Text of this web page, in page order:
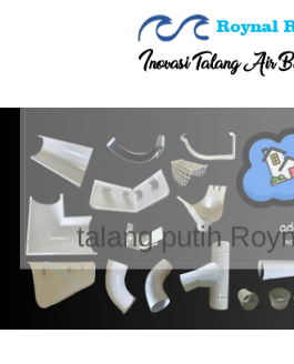
INOVASI TALANG AIR
talang putih roynalrainline, artikel
seputar talang yang sesuai
anda.
talang putih
CONTINUE READING